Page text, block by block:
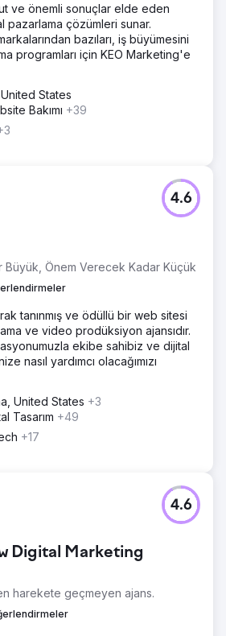
ve önemli sonuçlar elde eden
pazarlama çözümleri sunar.
bazıları, iş büyümesini
programları için KEO Marketing'e
States
Bakımı +39
Büyük, Önem Verecek Kadar Küçük
4.6
tanınmış ve ödüllü bir web sitesi
ve video prodüksiyon ajansıdır.
ekibe sahibiz ve dijital
nasıl yardımcı olacağımızı
United States +3
Tasarım +49
+17
Digital Marketing
harekete geçmeyen ajans.
4.6